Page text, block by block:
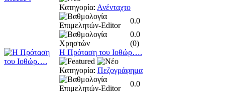
Κατηγορία: Ανένταχτο
0.0
0.0
(0)
Η Πρόταση του Ιοθώρ….
Κατηγορία: Πεζογράφημα
0.0